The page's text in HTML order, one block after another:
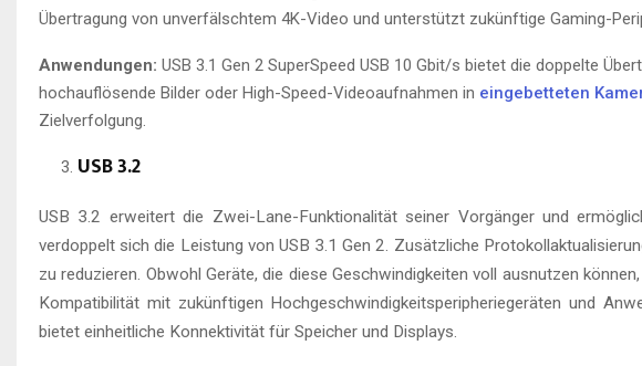
Übertragung von unverfälschtem 4K-Video und unterstützt zukünftige Gaming-
Anwendungen: USB 3.1 Gen 2 SuperSpeed USB 10 Gbit/s bietet die doppelte
hochauflösende Bilder oder High-Speed-Videoaufnahmen in eingebetteten
Zielverfolgung.
USB 3.2
USB 3.2 erweitert die Zwei-Lane-Funktionalität seiner Vorgänger und
verdoppelt sich die Leistung von USB 3.1 Gen 2. Zusätzliche
zu reduzieren. Obwohl Geräte, die diese Geschwindigkeiten voll ausnutzen
Kompatibilität mit zukünftigen Hochgeschwindigkeitsperipheriegeräten und
bietet einheitliche Konnektivität für Speicher und Displays.